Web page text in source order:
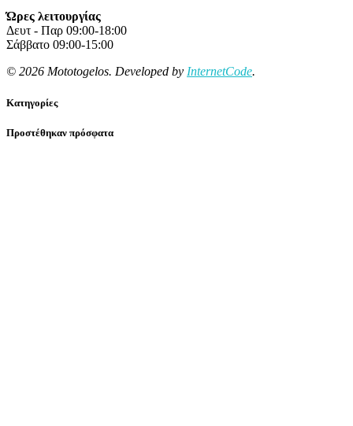
Ώρες λειτουργίας
Δευτ - Παρ 09:00-18:00
Σάββατο 09:00-15:00
© 2026 Mototogelos. Developed by InternetCode.
Κατηγορίες
Προστέθηκαν πρόσφατα